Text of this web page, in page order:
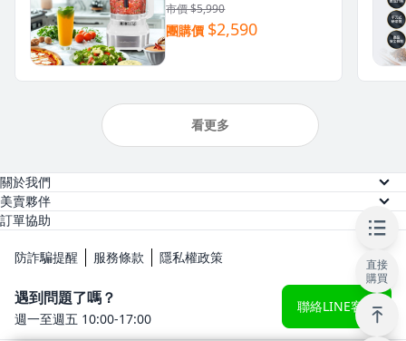
市價 $5,990
團購價 $2,590
看更多
直接
購買
關於我們
關於美賣
人才招募
美賣夥伴
供應商註冊
網紅註冊
訂單協助
防詐騙提醒 服務條款 隱私權政策
遇到問題了嗎？
週一至週五 10:00-17:00
聯絡LINE客服